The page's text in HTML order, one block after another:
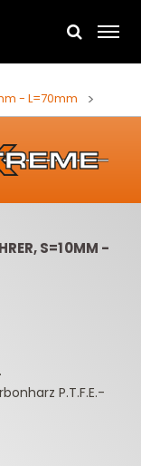
- L=70mm
S=10MM -
P.T.F.E.-